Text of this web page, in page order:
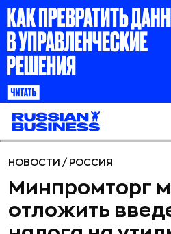
НОВОСТИ / РОССИЯ
Минпромторг
отложить